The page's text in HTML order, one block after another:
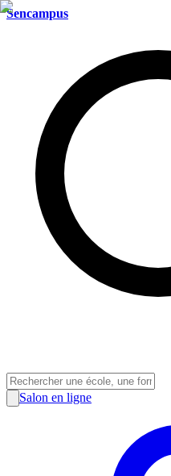
Sencampus
Salon en ligne